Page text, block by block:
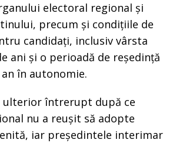
electoral regional și
precum și condițiile de
candidați, inclusiv vârsta
ani și o perioadă de reședință
în autonomie.
ulterior întrerupt după ce
nu a reușit să adopte
iar președintele interimar